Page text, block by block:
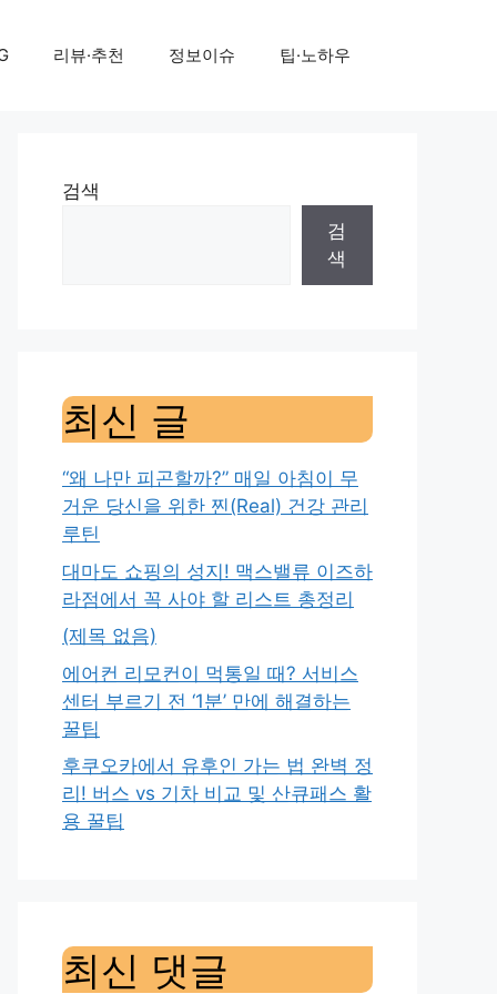
리뷰·추천 정보이슈 팁·노하우
검색
검
색
최신 글
“왜 나만 피곤할까?” 매일 아침이 무
거운 당신을 위한 찐(Real) 건강 관리
루틴
대마도 쇼핑의 성지! 맥스밸류 이즈하
라점에서 꼭 사야 할 리스트 총정리
(제목 없음)
에어컨 리모컨이 먹통일 때? 서비스
센터 부르기 전 ‘1분’ 만에 해결하는
꿀팁
후쿠오카에서 유후인 가는 법 완벽 정
리! 버스 vs 기차 비교 및 산큐패스 활
용 꿀팁
최신 댓글